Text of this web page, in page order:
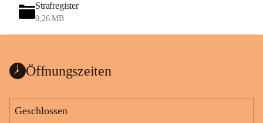
Strafregister
0,26 MB
Öffnungszeiten
Geschlossen